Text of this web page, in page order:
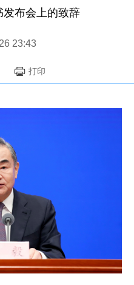
布会上的致辞
23:43
打印